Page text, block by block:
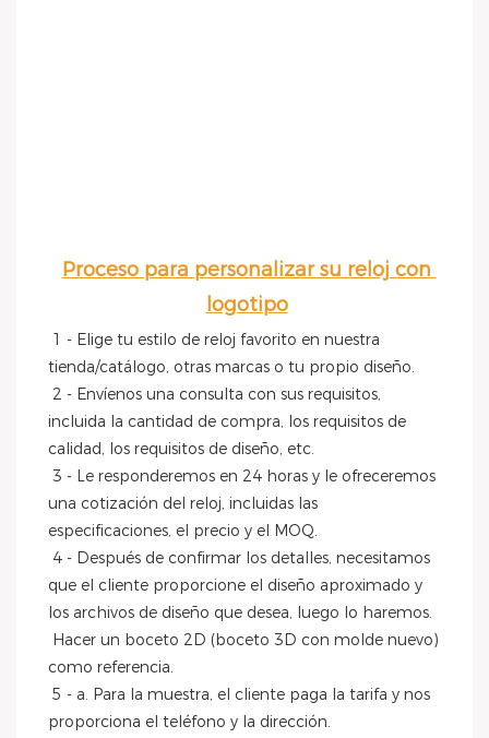
Proceso para personalizar su reloj con
logotipo
1 - Elige tu estilo de reloj favorito en nuestra
tienda/catálogo, otras marcas o tu propio diseño.
incluida la cantidad de compra, los requisitos de
calidad, los requisitos de diseño, etc.
una cotización del reloj, incluidas las
especificaciones, el precio y el MOQ.
que el cliente proporcione el diseño aproximado y
los archivos de diseño que desea, luego lo haremos.
como referencia.
proporciona el teléfono y la dirección.